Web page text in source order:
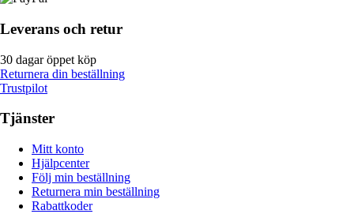
Leverans och retur
30 dagar öppet köp
Returnera din beställning
Trustpilot
Tjänster
Mitt konto
Hjälpcenter
Följ min beställning
Returnera min beställning
Rabattkoder